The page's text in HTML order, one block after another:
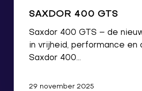
SAXDOR 400 GTS
Saxdor 400 GTS – de
in vrijheid, performance en
Saxdor 400…
29 november 2025